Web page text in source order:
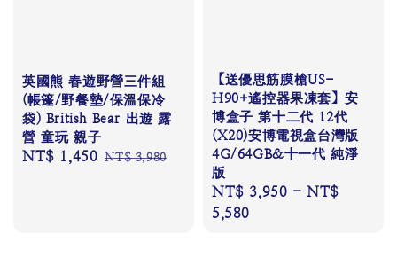
英國熊 春遊野營三件組
(帳篷/野餐墊/保溫保冷
袋) British Bear 出遊 露
營 童玩 親子
Sale
NT$ 1,450 Regular
NT$ 3,980
【送優思筋膜槍US-
H90+遙控器果凍套】安
博盒子 第十二代 12代
(X20)安博電視盒台灣版
4G/64GB&十一代 純淨
版
Regular
price
NT$ 3,950 -NT$
5,580